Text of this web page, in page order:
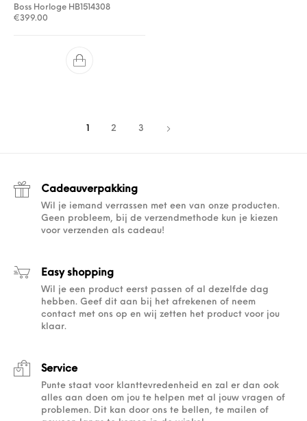
Boss Horloge HB1514308
€399.00
1 2 3
Cadeauverpakking
Wil je iemand verrassen met een van onze producten.
Geen probleem, bij de verzendmethode kun je kiezen
voor verzenden als cadeau!
Easy shopping
Wil je een product eerst passen of al dezelfde dag
hebben. Geef dit aan bij het afrekenen of neem
contact met ons op en wij zetten het product voor jou
klaar.
Service
Punte staat voor klanttevredenheid en zal er dan ook
alles aan doen om jou te helpen met al jouw vragen of
problemen. Dit kan door ons te bellen, te mailen of